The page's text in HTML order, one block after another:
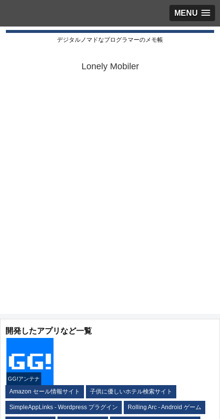
MENU
デジタルノマドなプログラマーのメモ帳
Lonely Mobiler
開発したアプリなど一覧
GG!アンテナ
Amazon セール情報サイト 子供に優しいホテル検索サイト
SimpleAppLinks - Wordpress プラグイン Rolling Arc - Android ゲーム